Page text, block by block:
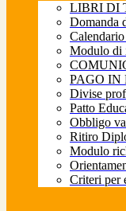
LIBRI DI
Domanda
Modulo di
PAGO IN
Divise
Patto
Obbligo
Ritiro
Modulo
Criteri per